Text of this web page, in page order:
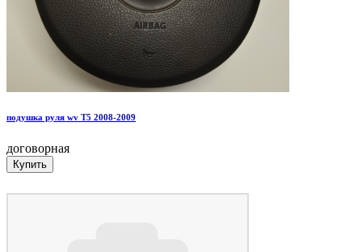
подушка руля wv T5 2008-2009
договорная